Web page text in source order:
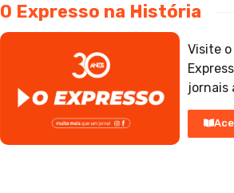
O Expresso na História
Visite o
jornais